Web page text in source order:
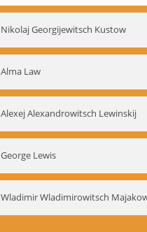
Nikolaj Georgijewitsch Kustow
Alma Law
Alexej Alexandrowitsch Lewinskij
George Lewis